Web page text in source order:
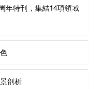
年特刊，集結14項領域
剖析